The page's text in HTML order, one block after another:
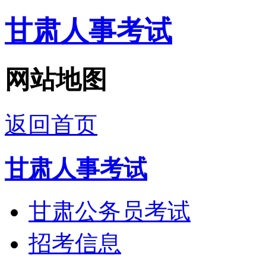
甘肃人事考试
网站地图
返回首页
甘肃人事考试
甘肃公务员考试
招考信息